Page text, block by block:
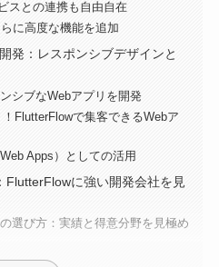
スとの連携も自由自在
に高度な機能を追加
発：レスポンシブデザインと
シブなWebアプリを開発
FlutterFlowで集客できるWebア
Apps）としての活用
FlutterFlowに強い開発会社を見
選び方：実績と得意分野を見極め